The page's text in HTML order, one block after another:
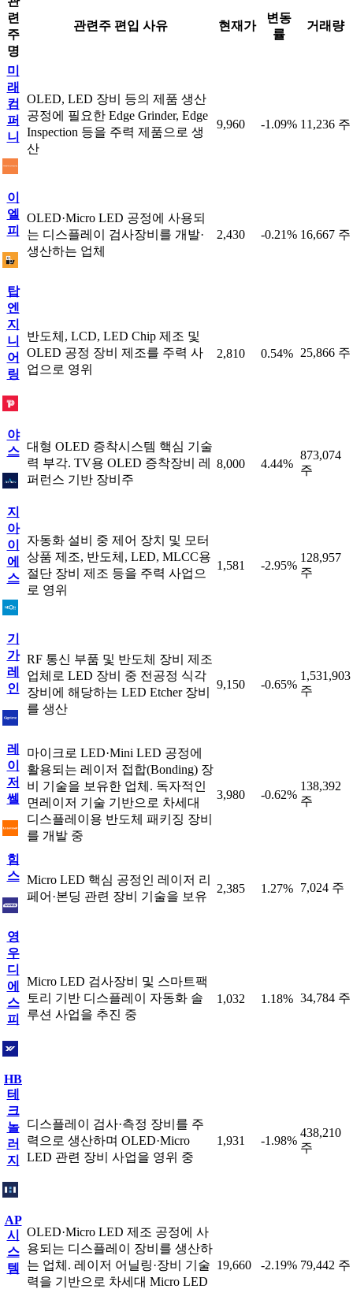
련
주
명
관련주 편입 사유 현재가
변동
률
거래량
미
래
컴
퍼
니
OLED, LED 장비 등의 제품 생산
공정에 필요한 Edge Grinder, Edge
Inspection 등을 주력 제품으로 생
산
9,960 -1.09% 11,236 주
이
엘
피
OLED·Micro LED 공정에 사용되
는 디스플레이 검사장비를 개발·
생산하는 업체
2,430 -0.21% 16,667 주
탑
엔
지
니
어
링
반도체, LCD, LED Chip 제조 및
OLED 공정 장비 제조를 주력 사
업으로 영위
2,810 0.54% 25,866 주
야
스 대형 OLED 증착시스템 핵심 기술
력 부각. TV용 OLED 증착장비 레
퍼런스 기반 장비주
8,000 4.44%
873,074
주
지
아
이
에
스
자동화 설비 중 제어 장치 및 모터
상품 제조, 반도체, LED, MLCC용
절단 장비 제조 등을 주력 사업으
로 영위
1,581 -2.95%
128,957
주
기
가
레
인
RF 통신 부품 및 반도체 장비 제조
업체로 LED 장비 중 전공정 식각
장비에 해당하는 LED Etcher 장비
를 생산
9,150 -0.65%
1,531,903
주
레
이
저
쎌
마이크로 LED·Mini LED 공정에
활용되는 레이저 접합(Bonding) 장
비 기술을 보유한 업체. 독자적인
면레이저 기술 기반으로 차세대
디스플레이용 반도체 패키징 장비
를 개발 중
3,980 -0.62%
138,392
주
힘
스 Micro LED 핵심 공정인 레이저 리
페어·본딩 관련 장비 기술을 보유
2,385 1.27% 7,024 주
영
우
디
에
스
피
Micro LED 검사장비 및 스마트팩
토리 기반 디스플레이 자동화 솔
루션 사업을 추진 중
1,032 1.18% 34,784 주
HB
테
크
놀
러
지
디스플레이 검사·측정 장비를 주
력으로 생산하며 OLED·Micro
LED 관련 장비 사업을 영위 중
1,931 -1.98%
438,210
주
AP
시
스
템
OLED·Micro LED 제조 공정에 사
용되는 디스플레이 장비를 생산하
는 업체. 레이저 어닐링·장비 기술
력을 기반으로 차세대 Micro LED
19,660 -2.19% 79,442 주